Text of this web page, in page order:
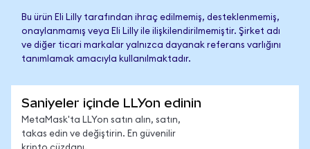
Bu ürün Eli Lilly tarafından ihraç edilmemiş, desteklenmemiş,
onaylanmamış veya Eli Lilly ile ilişkilendirilmemiştir. Şirket adı
ve diğer ticari markalar yalnızca dayanak referans varlığını
tanımlamak amacıyla kullanılmaktadır.
Saniyeler içinde LLYon edinin
MetaMask'ta LLYon satın alın, satın,
takas edin ve değiştirin. En güvenilir